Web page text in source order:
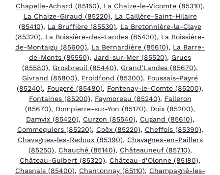
Chapelle-Achard (85150), La Chaize-le-Vicomte (85310),
La Chaize-Giraud (85220), La Caillère-Saint-Hilaire
(85410), La Bruffière (85530), La Bretonnière-la-Claye
(85320), La Boissière-des-Landes (85430), La Boissière-
de-Montaigu (85600), La Bernardière (85610), La Barre-
de-Monts (85550), Jard-sur-Mer (85520), Grues
(85580), Grosbreuil (85440), Grand’Landes (85670),
Givrand (85800), Froidfond (85300), Foussais-Payré
(85240), Fougeré (85480), Fontenay-le-Comte (85200),
Fontaines (85200), Faymoreau (85240), Falleron
(85670), Dompierre-sur-Yon (85170), Doix (85200),
Damvix (85420), Curzon (85540), Cugand (85610),
Commequiers (85220), Coëx (85220), Cheffois (85390),
Chavagnes-les-Redoux (85390), Chavagnes-en-Paillers
(85250), Chauché (85140), Châteauneuf (85710),
Château-Guibert (85320), Château-d’Olonne (85180),
Chasnais (85400), Chantonnay (85110), Champagné-les-